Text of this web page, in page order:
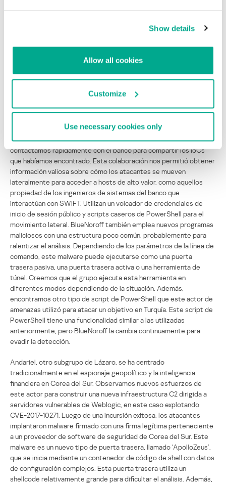
Show details
Allow all cookies
Customize
Use necessary cookies only
operaciones contra esta plataforma. Este año, descubrimos una
nueva operación, activa durante al menos un año, que utiliza
también atacó a una compañía de juegos móviles en Corea del Sur:
creemos que tenía como objetivo robar el código fuente de la
herramientas muy rápidamente.
BlueNoroff, un subgrupo de Lazarus. En particular, identificamos un
banco en Myanmar comprometido por este actor. Nos
contactamos rápidamente con el banco para compartir los IoCs
que habíamos encontrado. Esta colaboración nos permitió obtener
información valiosa sobre cómo los atacantes se mueven
lateralmente para acceder a hosts de alto valor, como aquellos
propiedad de los ingenieros de sistemas del banco que
interactúan con SWIFT. Utilizan un volcador de credenciales de
inicio de sesión público y scripts caseros de PowerShell para el
movimiento lateral. BlueNoroff también emplea nuevos programas
maliciosos con una estructura poco común, probablemente para
ralentizar el análisis. Dependiendo de los parámetros de la línea de
comando, este malware puede ejecutarse como una puerta
trasera pasiva, una puerta trasera activa o una herramienta de
túnel. Creemos que el grupo ejecuta esta herramienta en
diferentes modos dependiendo de la situación. Además,
encontramos otro tipo de script de PowerShell que este actor de
amenazas utilizó para atacar un objetivo en Turquía. Este script de
PowerShell tiene una funcionalidad similar a las utilizadas
anteriormente, pero BlueNoroff la cambia continuamente para
evadir la detección.
Andariel, otro subgrupo de Lázaro, se ha centrado
tradicionalmente en el espionaje geopolítico y la inteligencia
financiera en Corea del Sur. Observamos nuevos esfuerzos de
este actor para construir una nueva infraestructura C2 dirigida a
servidores vulnerables de Weblogic, en este caso explotando
CVE-2017-10271. Luego de una incursión exitosa, los atacantes
implantaron malware firmado con una firma legítima perteneciente
a un proveedor de software de seguridad de Corea del Sur. Este
malware es un nuevo tipo de puerta trasera, llamado ‘ApolloZeus’,
que se inicia mediante un contenedor de código de shell con datos
de configuración complejos. Esta puerta trasera utiliza un
shellcode relativamente grande para dificultar el análisis. Además,